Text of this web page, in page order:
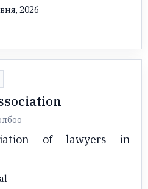
2026
of lawyers in